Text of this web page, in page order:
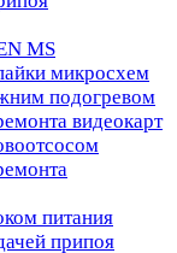
MS
микросхем
подогревом
видеокарт
питания
припоя